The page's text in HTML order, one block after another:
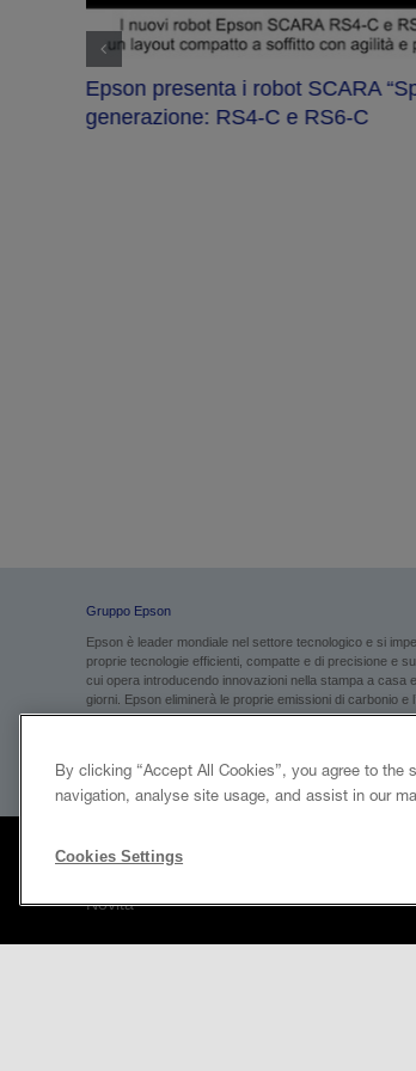
Epson presenta i robot SCARA
generazione: RS4-C e RS6-C
Gruppo Epson
Epson è leader mondiale nel settore tecnologico e si
proprie tecnologie efficienti, compatte e di precisione e
cui opera introducendo innovazioni nella stampa a casa
giorni. Epson eliminerà le proprie emissioni di carbonio e
Con capogruppo Seiko Epson Corporation, avente
Per saperne di più, visitaglobal.epson.com
Novità
Case history
By clicking “Accept All Cookies”, you agree to
navigation, analyse site usage, and assist in our
Cookies Settings